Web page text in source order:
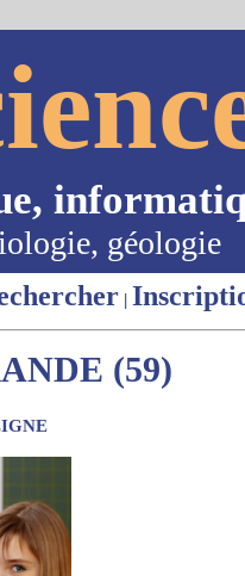
géologie
|
(59)